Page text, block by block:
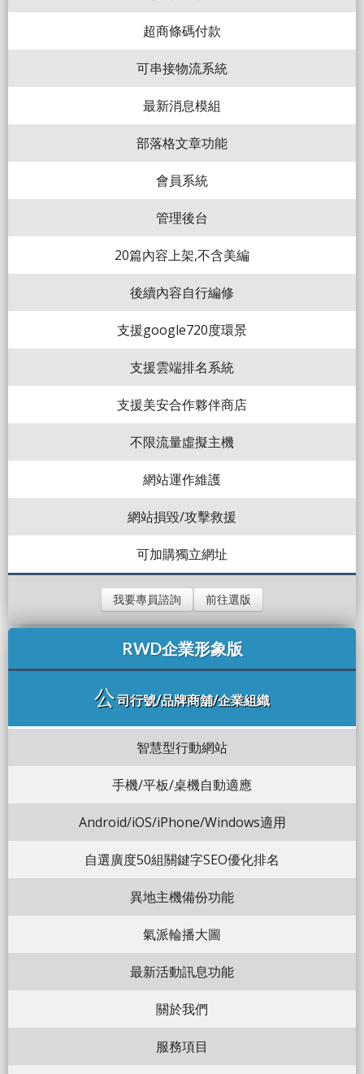
超商條碼付款
可串接物流系統
最新消息模組
部落格文章功能
會員系統
管理後台
20篇內容上架,不含美編
後續內容自行編修
支援google720度環景
支援雲端排名系統
支援美安合作夥伴商店
不限流量虛擬主機
網站運作維護
網站損毀/攻擊救援
可加購獨立網址
我要專員諮詢 前往選版
RWD企業形象版
公司行號/品牌商舖/企業組織
智慧型行動網站
手機/平板/桌機自動適應
Android/iOS/iPhone/Windows適用
自選廣度50組關鍵字SEO優化排名
異地主機備份功能
氣派輪播大圖
最新活動訊息功能
關於我們
服務項目